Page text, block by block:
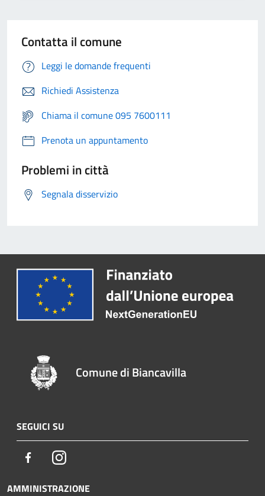
Contatta il comune
Leggi le domande frequenti
Richiedi Assistenza
Chiama il comune 095 7600111
Prenota un appuntamento
Problemi in città
Segnala disservizio
Comune di Biancavilla
SEGUICI SU
FacebookInstagram
AMMINISTRAZIONE